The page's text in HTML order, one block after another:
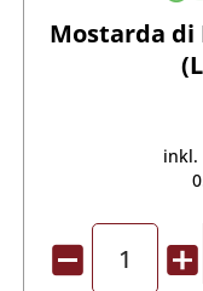
Mostarda di
inkl.